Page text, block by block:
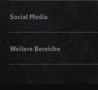
Social Media
Weitere Bereiche